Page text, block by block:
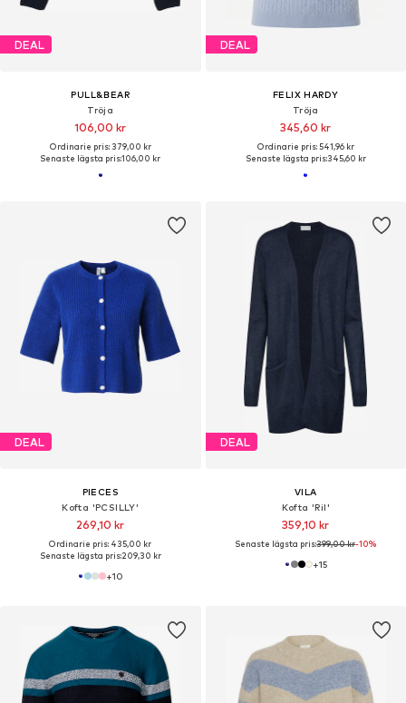
DEAL
PULL&BEAR
Tröja
106,00 kr
Ordinarie pris: 379,00 kr
Senaste lägsta pris:106,00 kr
DEAL
FELIX HARDY
Tröja
345,60 kr
Ordinarie pris: 541,96 kr
Senaste lägsta pris:345,60 kr
DEAL
PIECES
Kofta 'PCSILLY'
269,10 kr
Ordinarie pris: 435,00 kr
Senaste lägsta pris:209,30 kr
+10
DEAL
VILA
Kofta 'Ril'
359,10 kr
Senaste lägsta pris:399,00 kr-10%
+15